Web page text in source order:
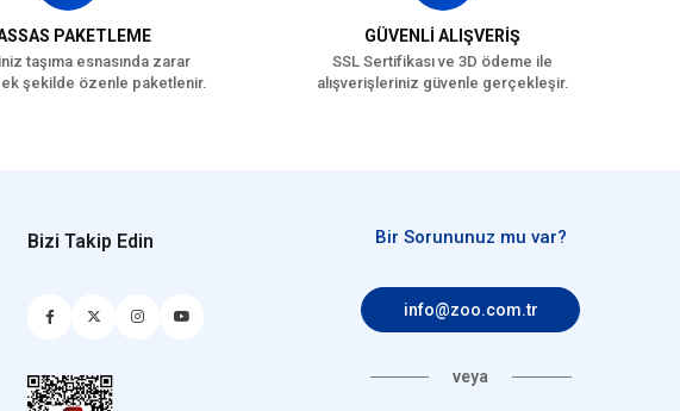
PAKETLEME
taşıma esnasında zarar
şekilde özenle paketlenir.
GÜVENLİ ALIŞVERİŞ
SSL Sertifikası ve 3D ödeme ile
alışverişleriniz güvenle gerçekleşir.
Bizi Takip Edin Bir Sorununuz mu var?
info@zoo.com.tr
veya